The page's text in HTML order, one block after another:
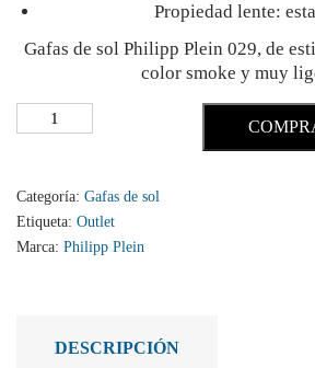
Propiedad lente:
Gafas de sol Philipp Plein 029, de
color smoke y muy
Categoría: Gafas de sol
Etiqueta: Outlet
Marca: Philipp Plein
DESCRIPCIÓN